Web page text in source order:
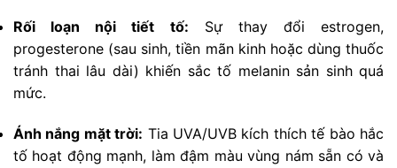
Rối loạn nội tiết tố: Sự thay đổi estrogen,
progesterone (sau sinh, tiền mãn kinh hoặc dùng thuốc
tránh thai lâu dài) khiến sắc tố melanin sản sinh quá
mức.
Ánh nắng mặt trời: Tia UVA/UVB kích thích tế bào hắc
tố hoạt động mạnh, làm đậm màu vùng nám sẵn có và